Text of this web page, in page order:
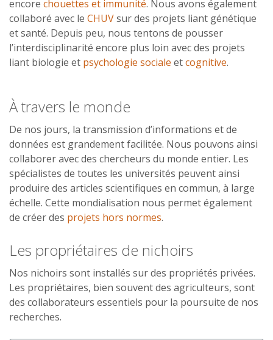
encore chouettes et immunité. Nous avons également
collaboré avec le CHUVsur des projets liant génétique
et santé. Depuis peu, nous tentons de pousser
l’interdisciplinarité encore plus loin avec des projets
liant biologie et psychologie sociale etcognitive.
À travers le monde
De nos jours, la transmission d’informations et de
données est grandement facilitée. Nous pouvons ainsi
collaborer avec des chercheurs du monde entier. Les
spécialistes de toutes les universités peuvent ainsi
produire des articles scientifiques en commun, à large
échelle. Cette mondialisation nous permet également
de créer des projets hors normes.
Les propriétaires de nichoirs
Nos nichoirs sont installés sur des propriétés privées.
Les propriétaires, bien souvent des agriculteurs, sont
des collaborateurs essentiels pour la poursuite de nos
recherches.